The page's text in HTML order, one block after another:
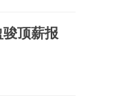
顶薪报